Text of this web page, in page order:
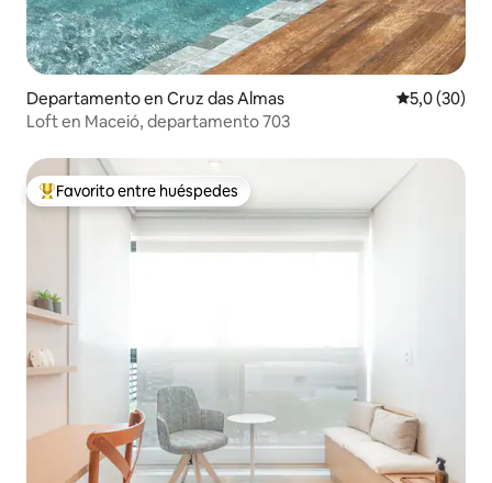
Departamento en Cruz das Almas Calificación
5,0 (30)
Loft en Maceió, departamento 703
Favorito entre los huéspedes más destacados
Favorito entre huéspedes